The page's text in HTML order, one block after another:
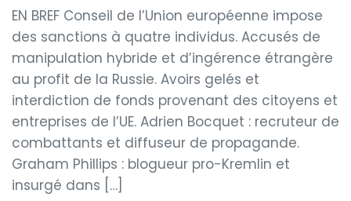
EN BREF Conseil de l’Union européenne impose
des sanctions à quatre individus. Accusés de
manipulation hybride et d’ingérence étrangère
au profit de la Russie. Avoirs gelés et
interdiction de fonds provenant des citoyens et
entreprises de l’UE. Adrien Bocquet : recruteur de
combattants et diffuseur de propagande.
Graham Phillips : blogueur pro-Kremlin et
insurgé dans […]